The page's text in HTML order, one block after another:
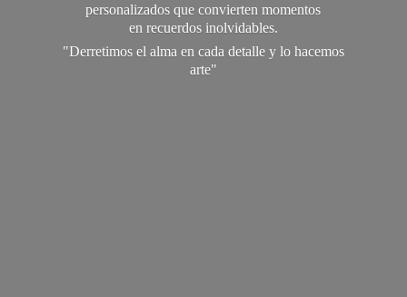
personalizados que convierten momentos
en recuerdos inolvidables.
"Derretimos el alma en cada detalle y lo hacemos
arte"